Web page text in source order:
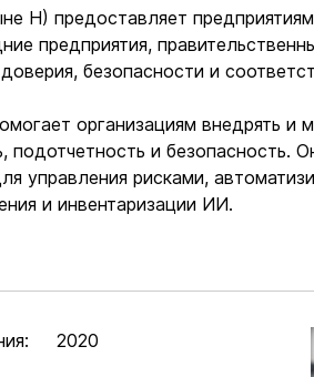
H) предоставляет
предприятия,
безопасности и
организациям внедрять и
подотчетность и безопасность.
управления рисками,
и инвентаризации ИИ.
2020